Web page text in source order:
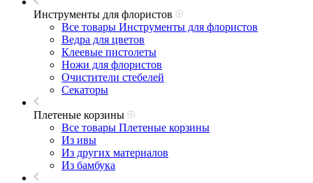
Инструменты для флористов
Все товары Инструменты для флористов
Ведра для цветов
Клеевые пистолеты
Ножи для флористов
Очистители стебелей
Секаторы
Плетеные корзины
Все товары Плетеные корзины
Из ивы
Из других материалов
Из бамбука